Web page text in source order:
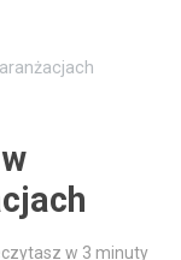
w 3 minuty